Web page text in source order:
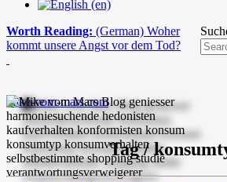
Worth Reading: (German) Woher
kommt unsere Angst vor dem Tod?
mike-vom-mars.com
Tag /